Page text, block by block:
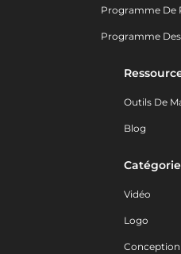
Programme De
Programme
Outils De
Blog
Vidéo
Logo